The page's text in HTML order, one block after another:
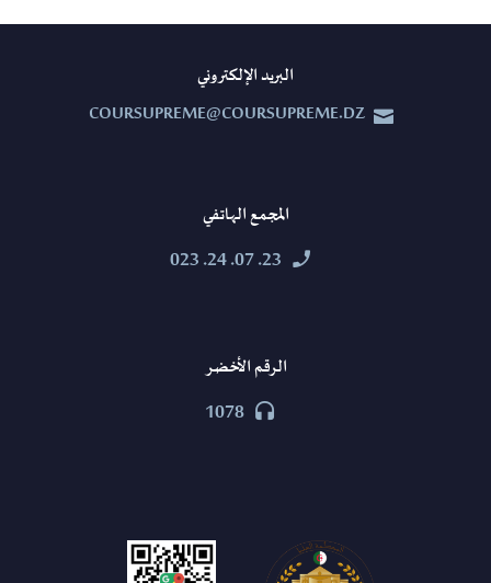
البريد الإلكتروني


COURSUPREME@COURSUPREME.DZ
المجمع الهاتفي


23. 07. 24. 023
الرقم الأخضر


1078